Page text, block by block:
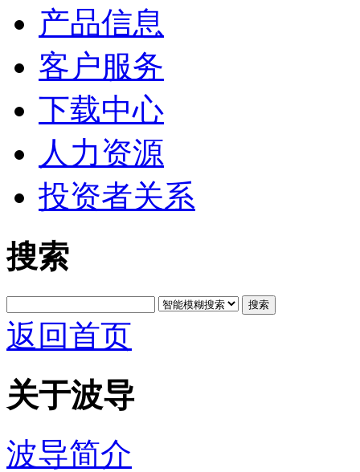
产品信息
客户服务
下载中心
人力资源
投资者关系
搜索
搜索
返回首页
关于波导
波导简介